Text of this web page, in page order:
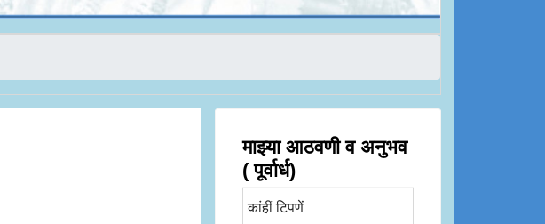
माझ्या आठवणी व अनुभव
( पूर्वार्ध)
कांहीं टिपणें